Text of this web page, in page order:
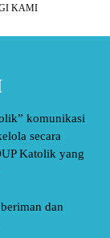
KAMI
komunikasi
secara
Katolik yang
dan